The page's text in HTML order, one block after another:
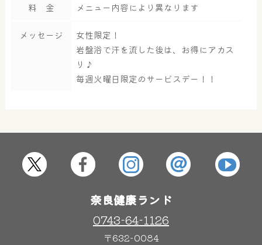
屋内レジャープール グルメ
奈良わんぱくランド
料 金 メニュー内容により異なります
メッセージ
女性限定！
岩盤浴で汗を流した後は、お得にアカス
リ♪
毎週火曜日限定のサービスデー！！
奈良健康ランド
0743-64-1126
〒632-0084